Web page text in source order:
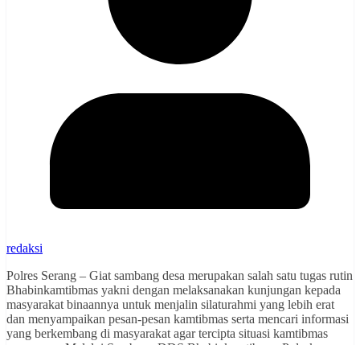
redaksi
Polres Serang – Giat sambang desa merupakan salah satu tugas rutin
Bhabinkamtibmas yakni dengan melaksanakan kunjungan kepada
masyarakat binaannya untuk menjalin silaturahmi yang lebih erat
dan menyampaikan pesan-pesan kamtibmas serta mencari informasi
yang berkembang di masyarakat agar tercipta situasi kamtibmas